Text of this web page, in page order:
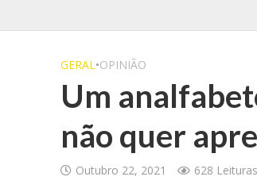
GERAL•OPINIÃO
Um
não quer
Outubro 22, 2021 628 Leituras